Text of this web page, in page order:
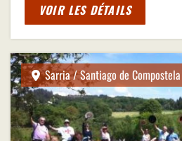
VOIR LES DÉTAILS
Sarria / Santiago de Compostela